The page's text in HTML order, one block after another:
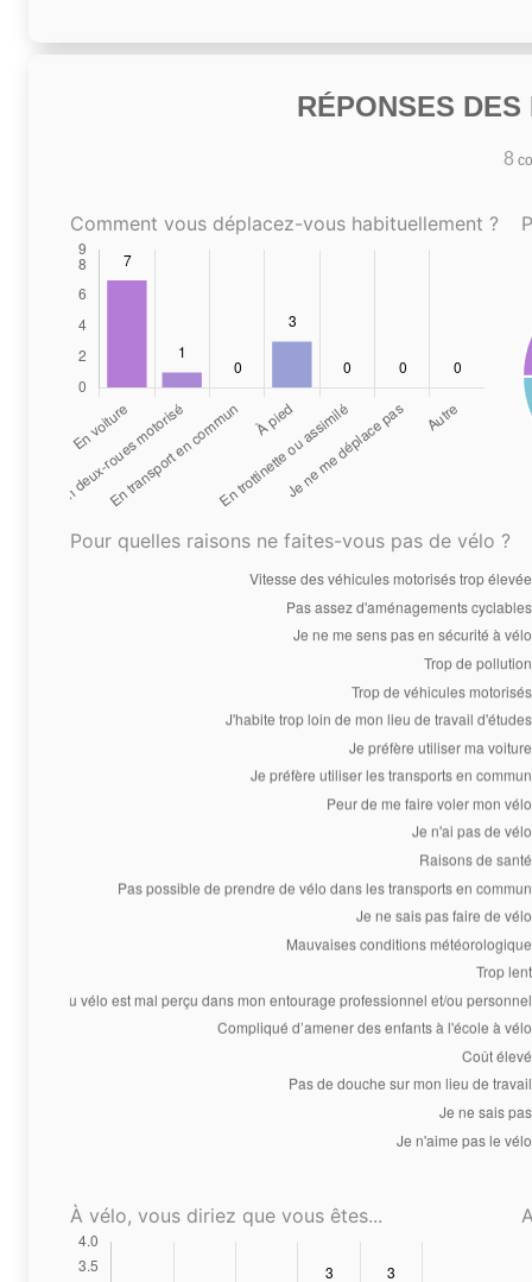
RÉPONSES
8
Comment vous déplacez-vous habituellement ?
Pour quelles raisons ne faites-vous pas de vélo ?
À vélo, vous diriez que vous êtes...